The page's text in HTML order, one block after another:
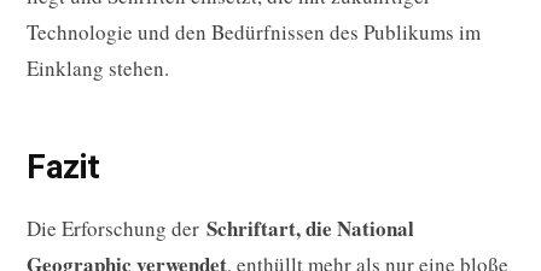
Technologie und den Bedürfnissen des Publikums im
Einklang stehen.
Fazit
Die Erforschung der Schriftart, die National
Geographic verwendet, enthüllt mehr als nur eine bloße